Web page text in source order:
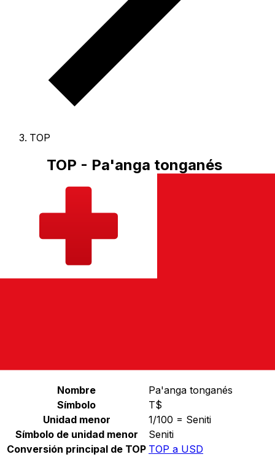
TOP
TOP - Pa'anga tonganés
El Pa'anga tonganés es la moneda de Tonga.
más popular de Pa'anga tonganés es el tipo de cambio
y el símbolo de la divisa es T$.
conversor de divisas.
Nombre
Pa'anga tonganés
Símbolo
T$
Unidad menor
1/100 = Seniti
Símbolo de unidad menor
Seniti
Conversión principal de TOP TOP a USD